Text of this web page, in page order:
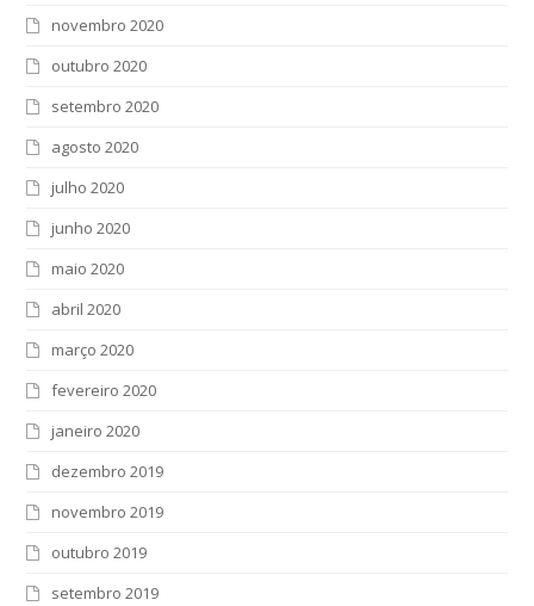
novembro 2020
outubro 2020
setembro 2020
agosto 2020
julho 2020
junho 2020
maio 2020
abril 2020
março 2020
fevereiro 2020
janeiro 2020
dezembro 2019
novembro 2019
outubro 2019
setembro 2019